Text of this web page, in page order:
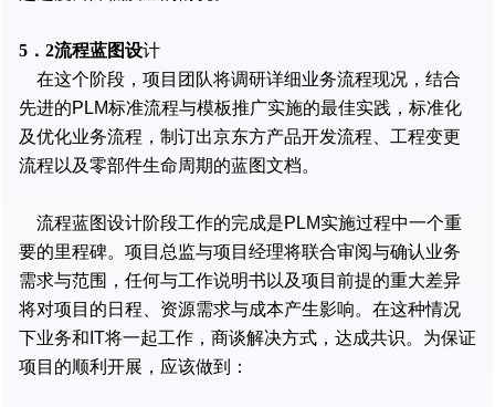
5．2流程蓝图设计
在这个阶段，项目团队将调研详细业务流程现况，结合
先进的PLM标准流程与模板推广实施的最佳实践，标准化
及优化业务流程，制订出京东方产品开发流程、工程变更
流程以及零部件生命周期的蓝图文档。
流程蓝图设计阶段工作的完成是PLM实施过程中一个重
要的里程碑。项目总监与项目经理将联合审阅与确认业务
需求与范围，任何与工作说明书以及项目前提的重大差异
将对项目的日程、资源需求与成本产生影响。在这种情况
下业务和IT将一起工作，商谈解决方式，达成共识。为保证
项目的顺利开展，应该做到：